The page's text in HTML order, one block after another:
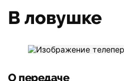
В ловушке
О передаче